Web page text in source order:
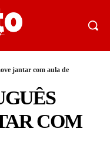
jantar com aula de
COM